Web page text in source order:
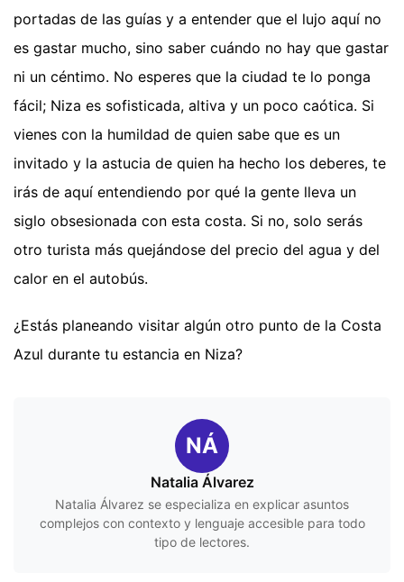
portadas de las guías y a entender que el lujo aquí no
es gastar mucho, sino saber cuándo no hay que gastar
ni un céntimo. No esperes que la ciudad te lo ponga
fácil; Niza es sofisticada, altiva y un poco caótica. Si
vienes con la humildad de quien sabe que es un
invitado y la astucia de quien ha hecho los deberes, te
irás de aquí entendiendo por qué la gente lleva un
siglo obsesionada con esta costa. Si no, solo serás
otro turista más quejándose del precio del agua y del
calor en el autobús.
¿Estás planeando visitar algún otro punto de la Costa
Azul durante tu estancia en Niza?
NÁ
Natalia Álvarez
Natalia Álvarez se especializa en explicar asuntos
complejos con contexto y lenguaje accesible para todo
tipo de lectores.